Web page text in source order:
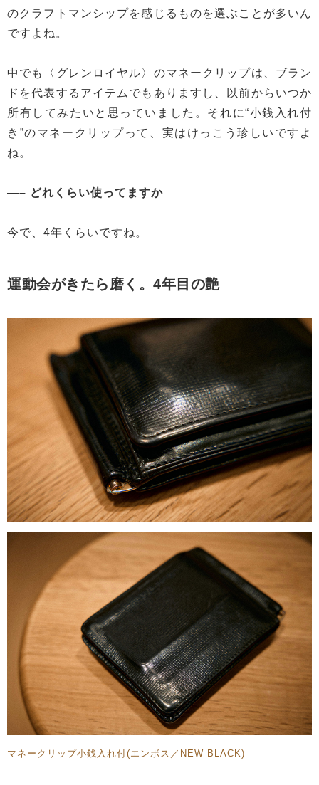
のクラフトマンシップを感じるものを選ぶことが多いん
ですよね。
中でも〈グレンロイヤル〉のマネークリップは、ブラン
ドを代表するアイテムでもありますし、以前からいつか
所有してみたいと思っていました。それに“小銭入れ付
き”のマネークリップって、実はけっこう珍しいですよ
ね。
—– どれくらい使ってますか
今で、4年くらいですね。
運動会がきたら磨く。4年目の艶
マネークリップ小銭入れ付(エンボス／NEW BLACK)